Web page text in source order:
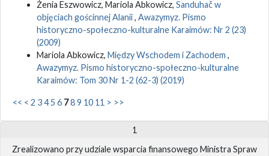
Żenia Eszwowicz, Mariola Abkowicz, Sanduhač w
objęciach gościnnej Alanii, Awazymyz. Pismo
historyczno-społeczno-kulturalne Karaimów: Nr 2 (23)
(2009)
Mariola Abkowicz, Między Wschodem i Zachodem ,
Awazymyz. Pismo historyczno-społeczno-kulturalne
Karaimów: Tom 30 Nr 1-2 (62-3) (2019)
<< < 2 345 6 789 10 11 > >>
1
Zrealizowano przy udziale wsparcia finansowego Ministra Spraw